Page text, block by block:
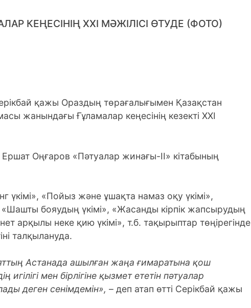
КЕҢЕСІНІҢ ХХІ МӘЖІЛІСІ ӨТУДЕ (ФОТО)
қажы Ораздың төрағалығымен Қазақстан
жанындағы Ғұламалар кеңесінің кезекті ХХІ
Оңғаров «Пәтуалар жинағы-ІІ» кітабының
үкімі», «Пойыз және ұшақта намаз оқу үкімі»,
бояудың үкімі», «Жасанды кірпік жапсырудың
арқылы неке қию үкімі», т.б. тақырыптар төңірегінде
талқылануда.
Астанада ашылған жаңа ғимаратына қош
игілігі мен бірлігіне қызмет ететін пәтуалар
деген сенімдемін», – деп атап өтті Серікбай қажы